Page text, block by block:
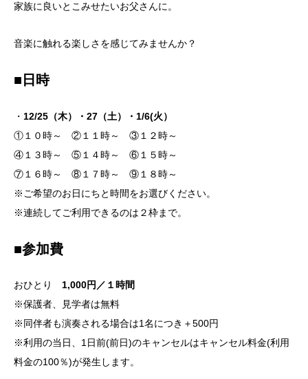
家族に良いとこみせたいお父さんに。
音楽に触れる楽しさを感じてみませんか？
■日時
・ 12/25（木）・27（土）・1/6(火）
①１０時～ ②１１時～ ③１２時～
④１３時～ ⑤１４時～ ⑥１５時～
⑦１６時～ ⑧１７時～ ⑨１８時～
※ご希望のお日にちと時間をお選びください。
※連続してご利用できるのは２枠まで。
■参加費
おひとり 1,000円／１時間
※保護者、見学者は無料
※同伴者も演奏される場合は1名につき＋500円
※利用の当日、1日前(前日)のキャンセルはキャンセル料金(利用
料金の100％)が発生します。